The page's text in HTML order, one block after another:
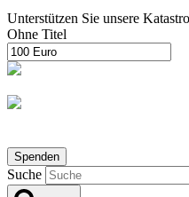
Unterstützen Sie unsere
Ohne Titel
Spenden
Suche